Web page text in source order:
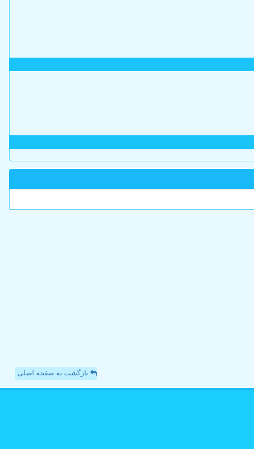
بازگشت به صفحه اصلی